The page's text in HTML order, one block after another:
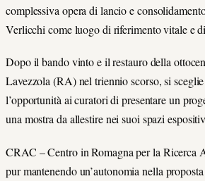
complessiva opera di lancio e
Verlicchi come luogo di riferimento vitale e
Dopo il bando vinto e il restauro della
Lavezzola (RA) nel triennio scorso, si
l’opportunità ai curatori di presentare un
una mostra da allestire nei suoi spazi
CRAC – Centro in Romagna per la Ricerca
pur mantenendo un’autonomia nella